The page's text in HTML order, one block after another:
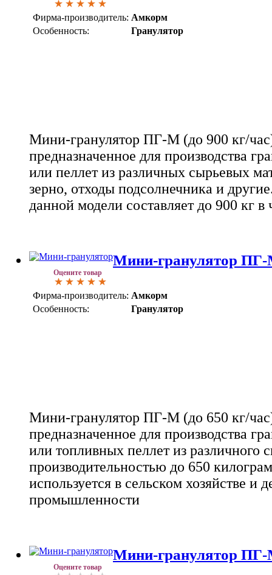
Фирма-производитель: Амкорм
Особенность:
Гранулятор
Мини-гранулятор ПГ-М (до 900 кг/
предназначенное для производства
или пеллет из различных сырьевых
зерно, отходы подсолнечника и
данной модели составляет до 900 кг в
Оцените товар
Мини-гранулятор ПГ-
Фирма-производитель: Амкорм
Особенность:
Гранулятор
Мини-гранулятор ПГ-М (до 650 кг/
предназначенное для производства
или топливных пеллет из различного
производительностью до 650
используется в сельском хозяйстве и
промышленности
Оцените товар
Мини-гранулятор ПГ-